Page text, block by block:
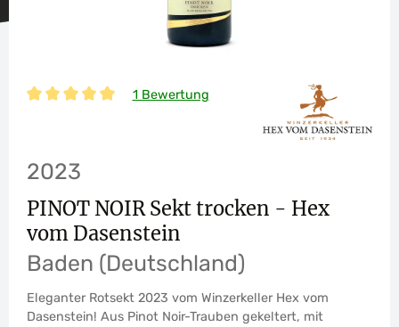
Durchschnittliche Bewertung von 5 von 5 Sternen
1 Bewertung
2023
PINOT NOIR Sekt trocken - Hex
vom Dasenstein
Baden (Deutschland)
Eleganter Rotsekt 2023 vom Winzerkeller Hex vom
Dasenstein! Aus Pinot Noir-Trauben gekeltert, mit